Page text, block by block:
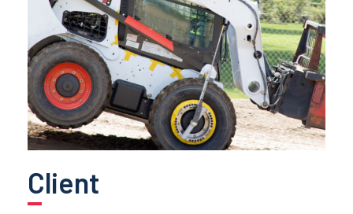
Client
Capteurs de couple de prise de force
Capteur de couple volant
Conditionneurs
Transmission du signal
chantier par mesure dynamique des efforts
multiaxiaux
Collecteurs tournants de précision pour la
mesure de température sur arbres tournants